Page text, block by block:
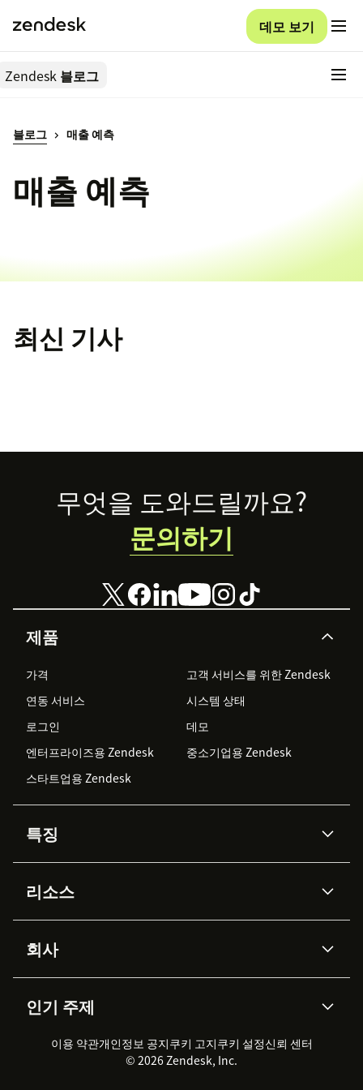
데모 보기
Zendesk 블로그
블로그 매출 예측
매출 예측
최신 기사
Footer
제품
가격
고객 서비스를 위한 Zendesk
연동 서비스
시스템 상태
로그인
데모
엔터프라이즈용 Zendesk
중소기업용 Zendesk
스타트업용 Zendesk
특징
Zendesk AI
Advanced Data Privacy &
Protection
지식창고
워크포스 관리
실시간 채팅
클라이언트 포털
리소스
API & 개발자
AI 리서치
이벤트 & 웨비나
고객 사례
회사
채용 정보
지속 가능성 보고서
Zendesk Foundation
법적 정보
인기 주제
2026 CX 트렌드
제품 업데이트
고객 서비스 소프트웨어
헬프 데스크 통합 티켓 관리 소
무엇을 도와드릴까요?
문의하기
이용 약관개인정보 공지쿠키 고지쿠키 설정신뢰 센터
© 2026 Zendesk, Inc.